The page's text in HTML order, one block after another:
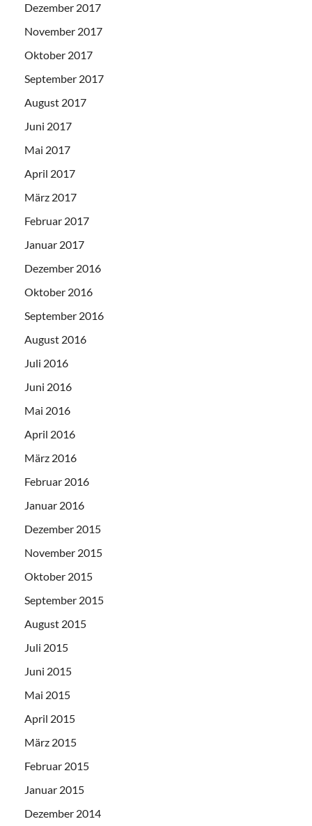
Dezember 2017
November 2017
Oktober 2017
September 2017
August 2017
Juni 2017
Mai 2017
April 2017
März 2017
Februar 2017
Januar 2017
Dezember 2016
Oktober 2016
September 2016
August 2016
Juli 2016
Juni 2016
Mai 2016
April 2016
März 2016
Februar 2016
Januar 2016
Dezember 2015
November 2015
Oktober 2015
September 2015
August 2015
Juli 2015
Juni 2015
Mai 2015
April 2015
März 2015
Februar 2015
Januar 2015
Dezember 2014